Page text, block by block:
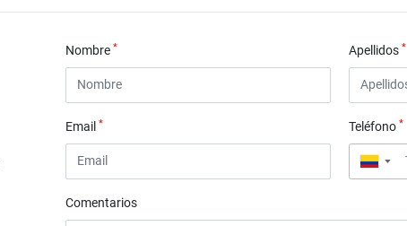
Nombre* Apellidos *
Email* Teléfono *
▼
Comentarios